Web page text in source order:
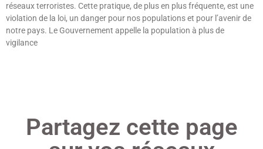
réseaux terroristes. Cette pratique, de plus en plus fréquente, est une
violation de la loi, un danger pour nos populations et pour l’avenir de
notre pays. Le Gouvernement appelle la population à plus de
vigilance
Partagez cette page